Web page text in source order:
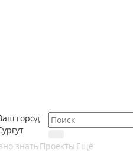
город
знатьПроекты Ещё